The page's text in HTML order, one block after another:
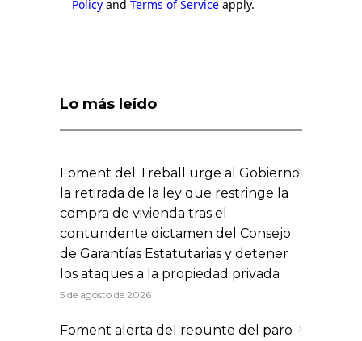
Policy and Terms of Service apply.
Lo más leído
Foment del Treball urge al Gobierno
la retirada de la ley que restringe la
compra de vivienda tras el
contundente dictamen del Consejo
de Garantías Estatutarias y detener
los ataques a la propiedad privada
5 de agosto de 2026
Foment alerta del repunte del paro